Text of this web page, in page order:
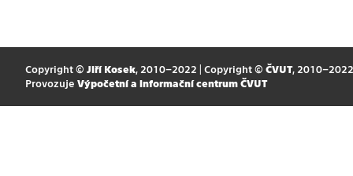
Copyright © Jiří Kosek, 2010–2022 | Copyright © ČVUT, 2010–2022
Provozuje Výpočetní a informační centrum ČVUT